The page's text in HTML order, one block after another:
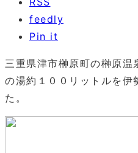
feedly
Pin it
三重県津市榊原町の榊原温
の湯約１００リットルを伊
た。